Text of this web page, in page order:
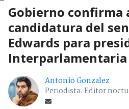
Gobierno confirma
candidatura del
Edwards para
Interparlamentaria
Antonio Gonzalez
Periodista. Editor